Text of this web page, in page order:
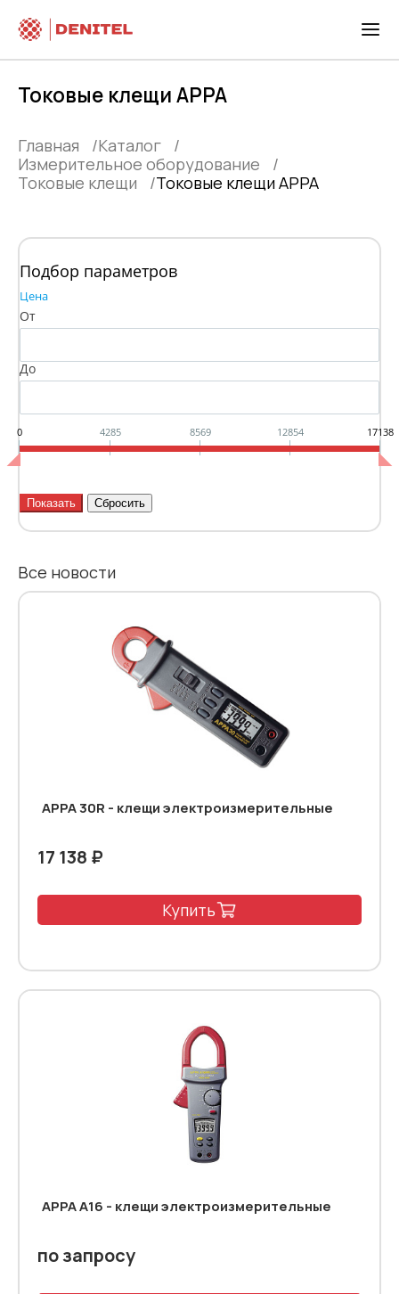
Токовые клещи APPA
Главная
Каталог
Измерительное оборудование
Токовые клещи
Токовые клещи APPA
Подбор параметров
Цена
От
До
0 4285 8569 12854 17138
Все новости
APPA 30R - клещи электроизмерительные
17 138 ₽
Купить
APPA A16 - клещи электроизмерительные
по запросу